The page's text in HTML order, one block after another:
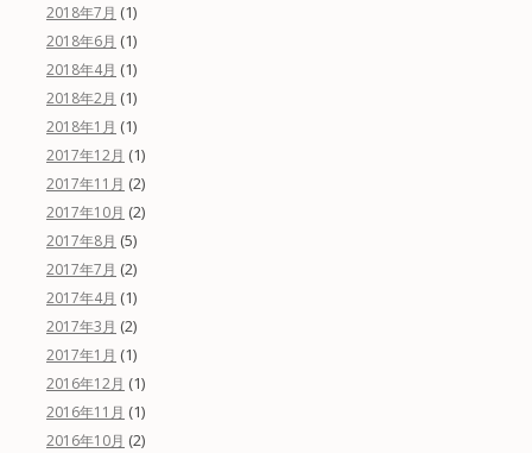
2018年7月 (1)
2018年6月 (1)
2018年4月 (1)
2018年2月 (1)
2018年1月 (1)
2017年12月 (1)
2017年11月 (2)
2017年10月 (2)
2017年8月 (5)
2017年7月 (2)
2017年4月 (1)
2017年3月 (2)
2017年1月 (1)
2016年12月 (1)
2016年11月 (1)
2016年10月 (2)